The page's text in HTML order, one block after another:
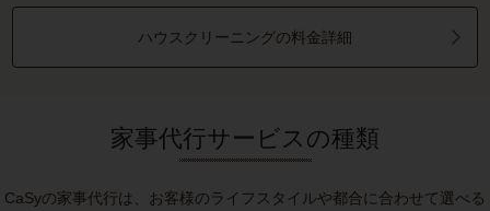
ハウスクリーニングの料金詳細
家事代行サービスの種類
CaSyの家事代行は、お客様のライフスタイルや都合に合わせて選べる